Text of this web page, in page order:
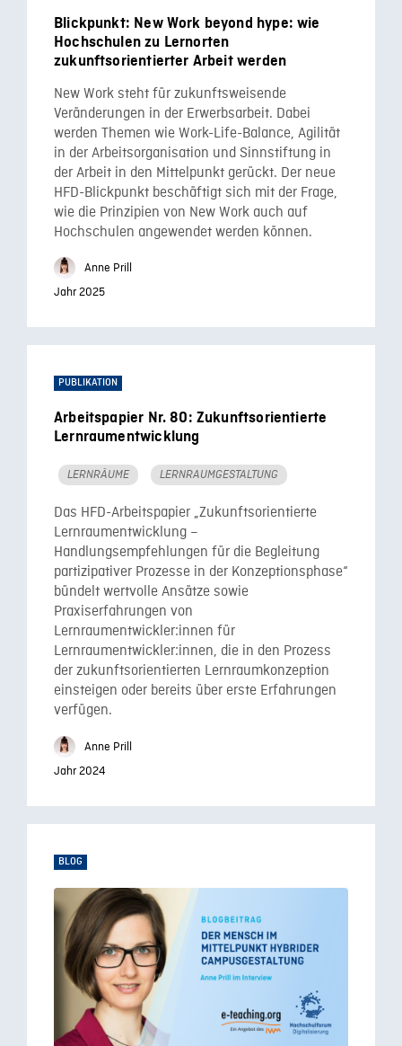
Blickpunkt: New Work beyond hype: wie
Hochschulen zu Lernorten
zukunftsorientierter Arbeit werden
New Work steht für zukunftsweisende
Veränderungen in der Erwerbsarbeit. Dabei
werden Themen wie Work-Life-Balance, Agilität
in der Arbeitsorganisation und Sinnstiftung in
der Arbeit in den Mittelpunkt gerückt. Der neue
HFD-Blickpunkt beschäftigt sich mit der Frage,
wie die Prinzipien von New Work auch auf
Hochschulen angewendet werden können.
Anne Prill
Jahr 2025
PUBLIKATION
Arbeitspapier Nr. 80: Zukunftsorientierte
Lernraumentwicklung
LERNRÄUME LERNRAUMGESTALTUNG
Das HFD-Arbeitspapier „Zukunftsorientierte
Lernraumentwicklung –
Handlungsempfehlungen für die Begleitung
partizipativer Prozesse in der Konzeptionsphase“
bündelt wertvolle Ansätze sowie
Praxiserfahrungen von
Lernraumentwickler:innen für
Lernraumentwickler:innen, die in den Prozess
der zukunftsorientierten Lernraumkonzeption
einsteigen oder bereits über erste Erfahrungen
verfügen.
Anne Prill
Jahr 2024
BLOG